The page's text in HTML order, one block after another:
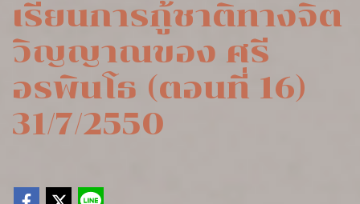
เรียนการกู้ชาติทางจิต
วิญญาณของ ศรี
อรพินโธ (ตอนที่ 16)
31/7/2550